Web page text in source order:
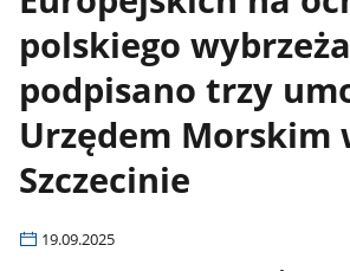
polskiego
podpisano trzy
Urzędem Morskim
Szczecinie
19.09.2025